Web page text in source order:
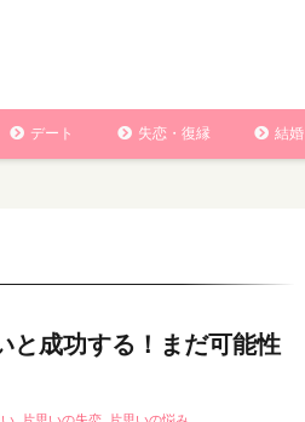
デート 失恋・復縁 結婚
と成功する！まだ可能性